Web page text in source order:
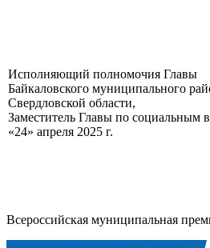
Исполняющий полномочия Главы
Байкаловского муниципального
Свердловской области,
Заместитель Главы по социальным
«24» апреля 2025 г.
Всероссийская муниципальная